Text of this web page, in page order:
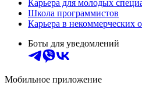
Карьера для молодых
Школа программистов
Карьера в некоммерческих
Боты для уведомлений
Мобильное приложение